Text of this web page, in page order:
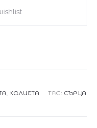
КОЛИЕТА TAG: СЪРЦА